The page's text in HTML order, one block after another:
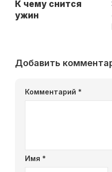
К чему снится
ужин
Добавить
Комментарий *
Имя *